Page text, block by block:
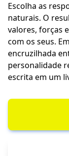
Escolha as
naturais. O
valores, forças
com os seus.
encruzilhada
personalidade
escrita em um